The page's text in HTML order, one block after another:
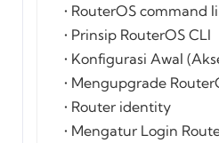
• RouterOS command
• Prinsip RouterOS CLI
• Konfigurasi Awal
• Mengupgrade
• Router identity
• Mengatur Login